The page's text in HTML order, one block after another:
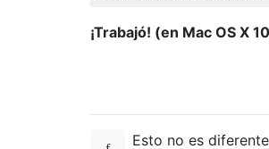
¡Trabajó! (en Mac OS X
Esto no es